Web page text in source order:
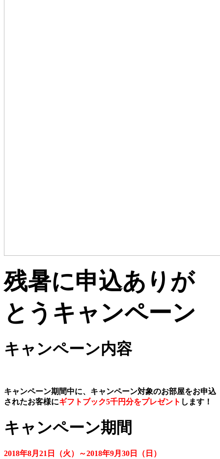
残暑に申込ありが
とうキャンペーン
キャンペーン内容
キャンペーン期間中に、キャンペーン対象のお部屋をお申込
されたお客様にギフトブック5千円分をプレゼント します！
キャンペーン期間
2018年8月21日（火）～2018年9月30日（日）